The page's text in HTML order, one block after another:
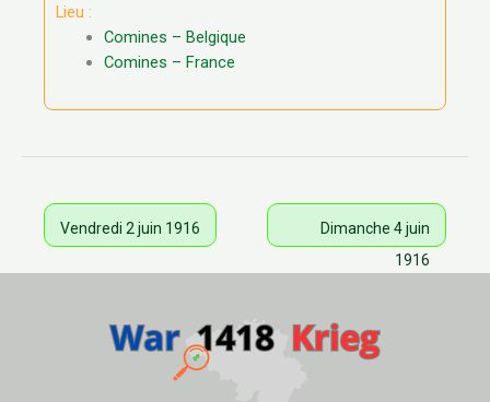
Lieu :
Comines – Belgique
Comines – France
Vendredi 2 juin 1916
Dimanche 4 juin
1916